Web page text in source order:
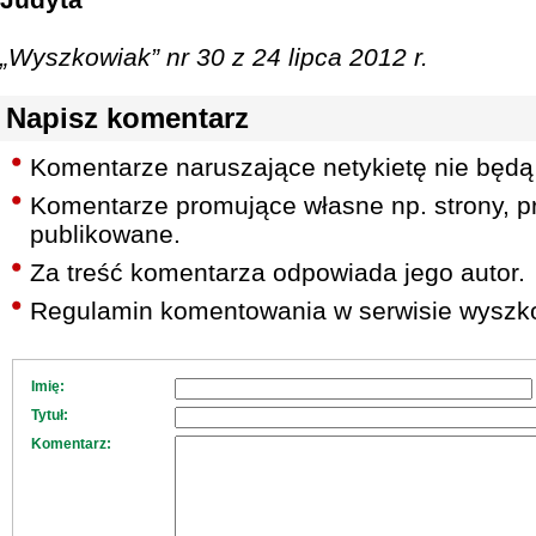
„Wyszkowiak” nr 30 z 24 lipca 2012 r.
Napisz komentarz
Komentarze naruszające netykietę nie
Komentarze promujące własne np. strony,
publikowane.
Za treść komentarza odpowiada jego autor.
Regulamin komentowania w serwisie
Imię:
Tytuł:
Komentarz: